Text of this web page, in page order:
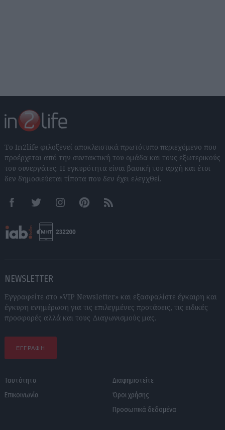
Το In2life φιλοξενεί αποκλειστικά πρωτότυπο περιεχόμενο που
προέρχεται από την συντακτική του ομάδα και τους εξωτερικούς
του συνεργάτες. Η εγκυρότητα είναι βασική του αρχή και έτσι
δεν δημοσιεύεται τίποτα που δεν έχει ελεγχθεί.
FacebookTwitter InstagramPinterestRSS feeds
NEWSLETTER
Εγγραφείτε στο «VIP Newsletter» και εξασφαλίστε έγκαιρη και
έγκυρη ενημέρωση για τις επιλεγμένες προτάσεις, τις ειδικές
προσφορές αλλά και τους Διαγωνισμούς μας.
ΕΓΓΡΑΦΗ
Ταυτότητα
Επικοινωνία
Διαφημιστείτε
Όροι χρήσης
Προσωπικά δεδομένα